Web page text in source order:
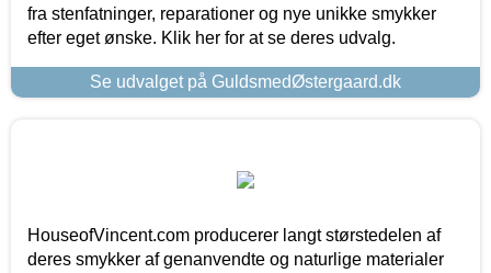
fra stenfatninger, reparationer og nye unikke smykker
efter eget ønske. Klik her for at se deres udvalg.
Se udvalget på GuldsmedØstergaard.dk
HouseofVincent.com producerer langt størstedelen af
deres smykker af genanvendte og naturlige materialer